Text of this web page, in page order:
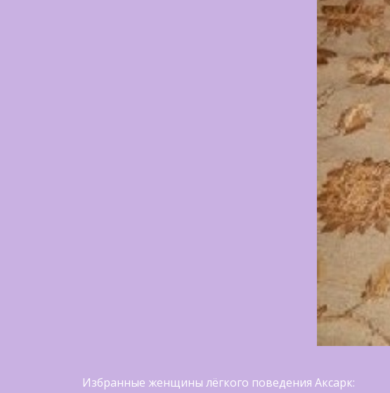
Избранные женщины лёгкого поведения Аксарк: